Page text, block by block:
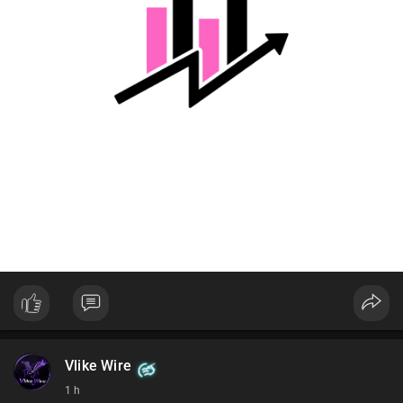
Lời khuyên cho nhà đầu tư nhỏ lẻ:
theo từ ví này. Tránh hành động theo cảm tính, ưu tiên quản trị
rủi ro và không sử dụng đòn bẩy quá mức trong giai đoạn biến
Vlike Wire
1 h